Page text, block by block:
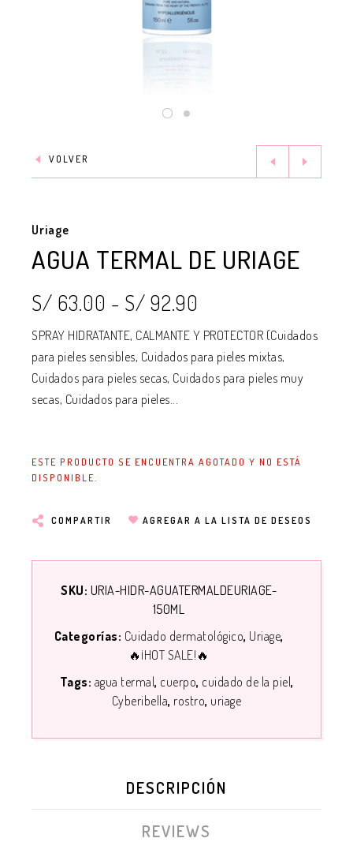
VOLVER
Uriage
AGUA TERMAL DE URIAGE
S/ 63.00 - S/ 92.90
SPRAY HIDRATANTE, CALMANTE Y PROTECTOR (Cuidados
para pieles sensibles, Cuidados para pieles mixtas,
Cuidados para pieles secas, Cuidados para pieles muy
secas, Cuidados para pieles...
ESTE PRODUCTO SE ENCUENTRA AGOTADO Y NO ESTÁ
DISPONIBLE.
COMPARTIR AGREGAR A LA LISTA DE DESEOS
SKU: URIA-HIDR-AGUATERMALDEURIAGE-
150ML
Categorías: Cuidado dermatológico Uriage
🔥¡HOT SALE!🔥
Tags: agua termal cuerpo cuidado de la piel
Cyberibella rostro uriage
DESCRIPCIÓN
REVIEWS